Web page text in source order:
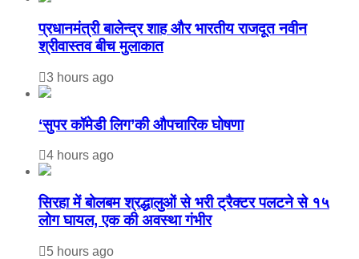
प्रधानमंत्री बालेन्द्र शाह और भारतीय राजदूत नवीन
श्रीवास्तव बीच मुलाकात
3 hours ago
‘सुपर कॉमेडी लिग’की औपचारिक घोषणा
4 hours ago
सिरहा में बोलबम श्रद्धालुओं से भरी ट्रैक्टर पलटने से १५
लोग घायल, एक की अवस्था गंभीर
5 hours ago